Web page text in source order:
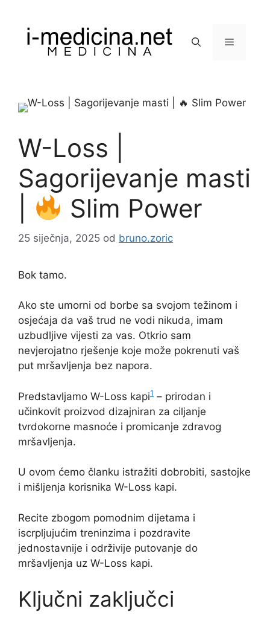
sadržaj
Izbornik
W-Loss |
Sagorijevanje masti
Slim Power
25 siječnja, 2025 od bruno.zoric
Bok tamo.
Ako ste umorni od borbe sa svojom težinom i
osjećaja da vaš trud ne vodi nikuda, imam
uzbudljive vijesti za vas. Otkrio sam
nevjerojatno rješenje koje može pokrenuti vaš
put mršavljenja bez napora.
Predstavljamo W-Loss kapi1 – prirodan i
učinkovit proizvod dizajniran za ciljanje
tvrdokorne masnoće i promicanje zdravog
mršavljenja.
U ovom ćemo članku istražiti dobrobiti, sastojke
i mišljenja korisnika W-Loss kapi.
Recite zbogom pomodnim dijetama i
iscrpljujućim treninzima i pozdravite
jednostavnije i održivije putovanje do
mršavljenja uz W-Loss kapi.
Ključni zaključci